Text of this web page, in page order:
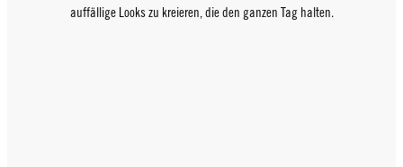
auffällige Looks zu kreieren, die den ganzen Tag halten.